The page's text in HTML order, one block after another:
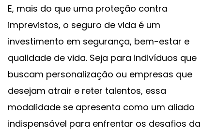
E, mais do que uma proteção contra
imprevistos, o seguro de vida é um
investimento em segurança, bem-estar e
qualidade de vida. Seja para indivíduos que
buscam personalização ou empresas que
desejam atrair e reter talentos, essa
modalidade se apresenta como um aliado
indispensável para enfrentar os desafios da